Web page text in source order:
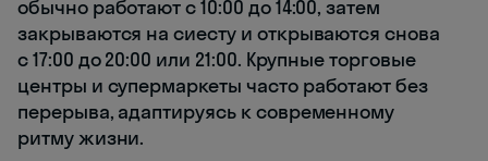
обычно работают с 10:00 до 14:00, затем
закрываются на сиесту и открываются снова
с 17:00 до 20:00 или 21:00. Крупные торговые
центры и супермаркеты часто работают без
перерыва, адаптируясь к современному
ритму жизни.